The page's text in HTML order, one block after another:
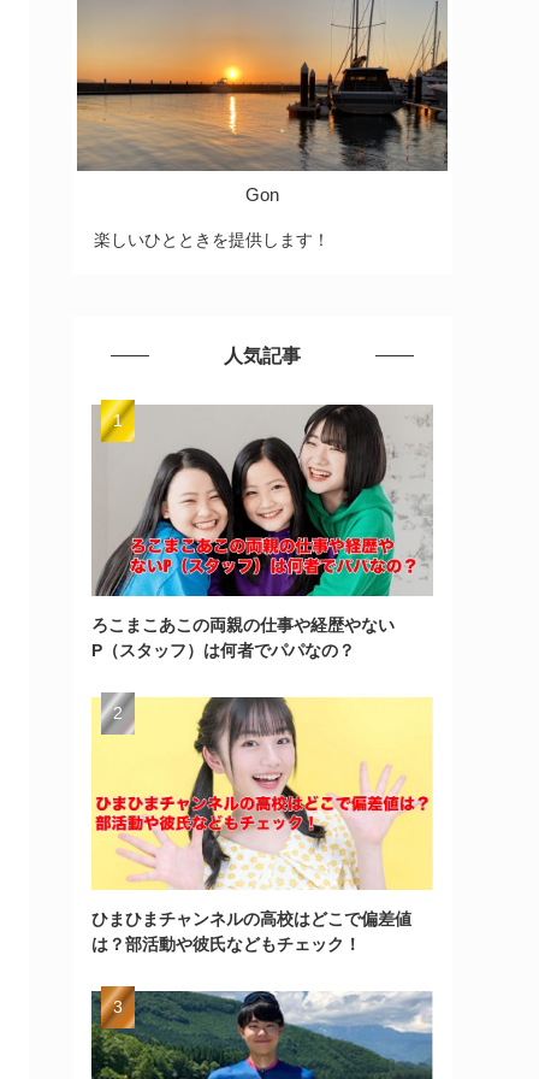
Gon
楽しいひとときを提供します！
人気記事
ろこまこあこの両親の仕事や経歴やない
P（スタッフ）は何者でパパなの？
ひまひまチャンネルの高校はどこで偏差値
は？部活動や彼氏などもチェック！